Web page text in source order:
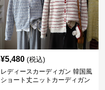
¥5,480 (税込)
レディースカーディガン 韓国風
ショート丈ニットカーディガン